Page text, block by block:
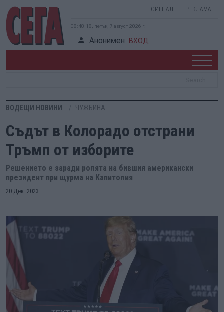
СИГНАЛ РЕКЛАМА
08:48:18, петък, 7 август 2026 г.
Анонимен ВХОД
ВОДЕЩИ НОВИНИ ЧУЖБИНА
Съдът в Колорадо отстрани
Тръмп от изборите
Решението е заради ролята на бившия американски
президент при щурма на Капитолия
20 Дек. 2023